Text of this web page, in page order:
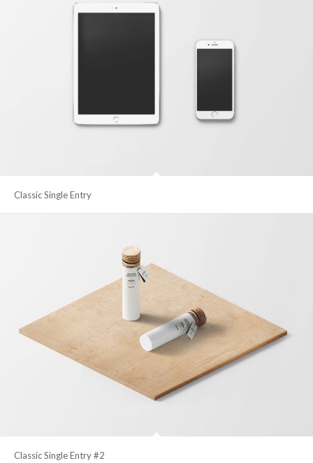
Classic Single Entry
Classic Single Entry #2